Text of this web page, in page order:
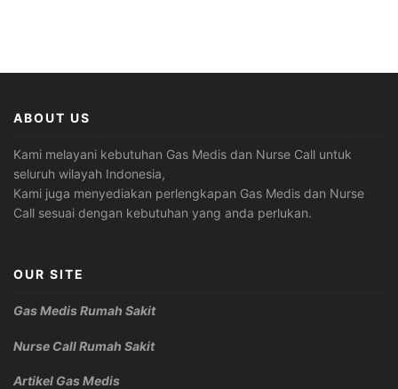
ABOUT US
Kami melayani kebutuhan Gas Medis dan Nurse Call untuk
seluruh wilayah Indonesia,
Kami juga menyediakan perlengkapan Gas Medis dan Nurse
Call sesuai dengan kebutuhan yang anda perlukan.
OUR SITE
Gas Medis Rumah Sakit
Nurse Call Rumah Sakit
Artikel Gas Medis